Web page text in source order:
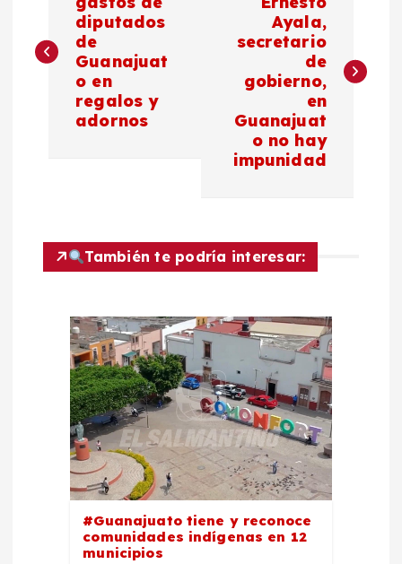
v
c
diputados
de
Guanajuat
o en
regalos y
adornos
Ayala,
secretario
de
gobierno,
en
Guanajuat
o no hay
impunidad
También te podría interesar:
#Guanajuato tiene y reconoce
comunidades indígenas en 12
municipios